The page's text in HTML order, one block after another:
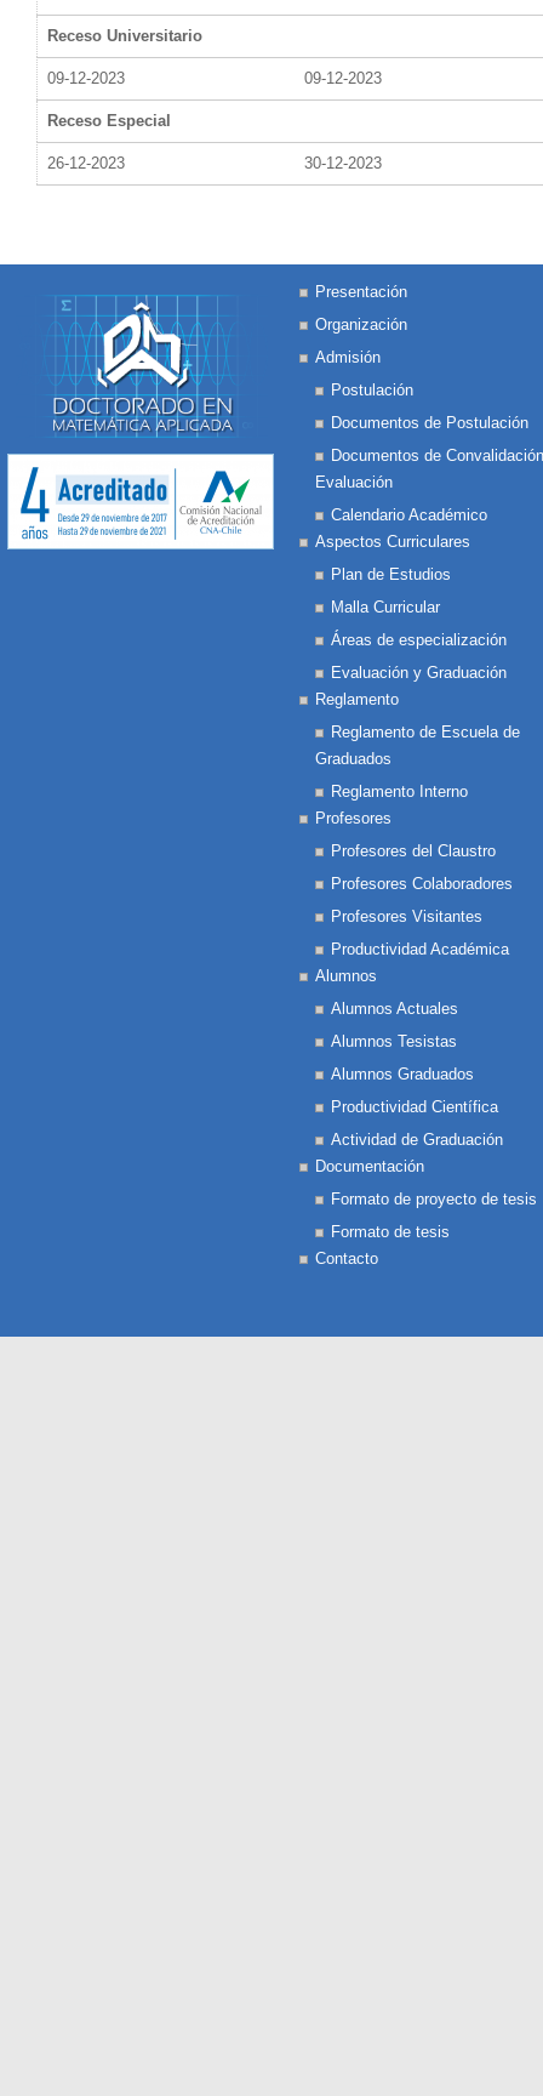
Receso Universitario
09-12-2023 09-12-2023
Receso Especial
26-12-2023 30-12-2023
Presentación
Organización
Admisión
Postulación
Documentos de Postulación
Documentos de
Evaluación
Calendario Académico
Aspectos Curriculares
Plan de Estudios
Malla Curricular
Áreas de especialización
Evaluación y Graduación
Reglamento
Reglamento de Escuela de
Graduados
Reglamento Interno
Profesores
Profesores del Claustro
Profesores Colaboradores
Profesores Visitantes
Productividad Académica
Alumnos
Alumnos Actuales
Alumnos Tesistas
Alumnos Graduados
Productividad Científica
Actividad de Graduación
Documentación
Formato de proyecto de tesis
Formato de tesis
Contacto